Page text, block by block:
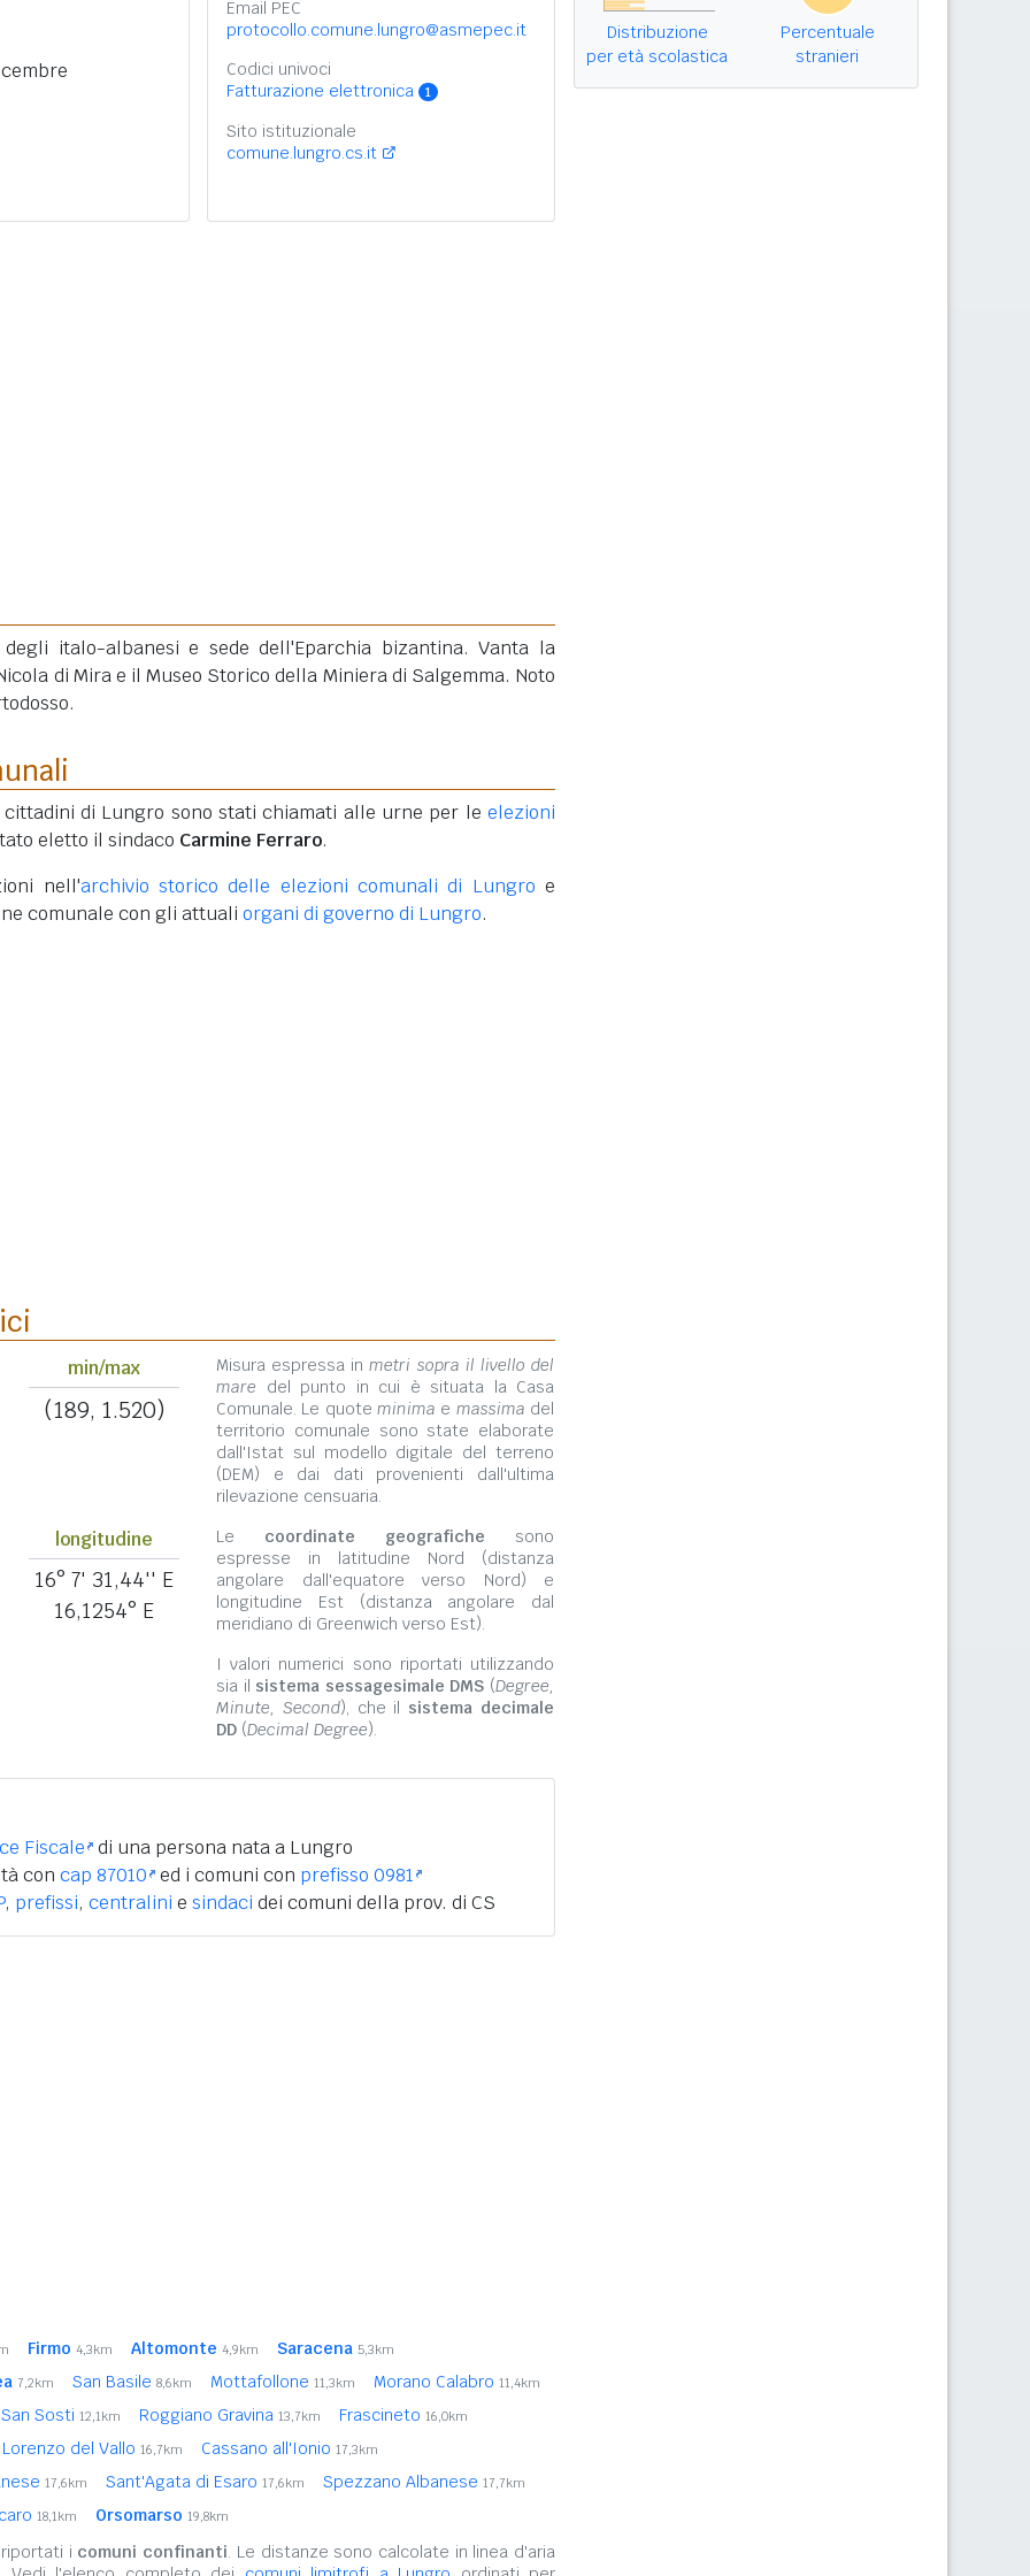
Email PEC
protocollo.comune.lungro@asmepec.it
Codici univoci
Fatturazione elettronica
1
Sito istituzionale
comune.lungro.cs.it
italo-albanesi e sede dell'Eparchia bizantina. Vanta la
di Mira e il Museo Storico della Miniera di Salgemma. Noto
cittadini di Lungro sono stati chiamati alle urne per le elezioni
eletto il sindaco Carmine Ferraro.
nell'archivio storico delle elezioni comunali di Lungro e
comunale con gli attuali organi di governo di Lungro.
min/max
(189, 1.520)
Misura espressa inmetri sopra il livello del
mare del punto in cui è situata la Casa
Comunale. Le quote minima e massima del
territorio comunale sono state elaborate
dall'Istat sul modello digitale del terreno
(DEM) e dai dati provenienti dall'ultima
rilevazione censuaria.
longitudine
16° 7' 31,44'' E
16,1254° E
Le coordinate geografiche sono
espresse in latitudine Nord (distanza
angolare dall'equatore verso Nord) e
longitudine Est (distanza angolare dal
meridiano di Greenwich verso Est).
I valori numerici sono riportati utilizzando
sia il sistema sessagesimale DMS (Degree,
Minute, Second), che il sistema decimale
DD (Decimal Degree).
Fiscale di una persona nata a Lungro
con cap 87010 ed i comuni con prefisso 0981
, prefissi, centralini e sindaci dei comuni della prov. di CS
Firmo 4,3km Altomonte 4,9km Saracena 5,3km
7,2km San Basile 8,6km Mottafollone 11,3km Morano Calabro 11,4km
San Sosti 12,1km Roggiano Gravina 13,7km Frascineto 16,0km
del Vallo 16,7km Cassano all'Ionio 17,3km
17,6km Sant'Agata di Esaro 17,6km Spezzano Albanese 17,7km
18,1km Orsomarso 19,8km
i comuni confinanti. Le distanze sono calcolate in linea d'aria
Distribuzione
per età scolastica
Percentuale
stranieri